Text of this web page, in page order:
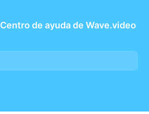
Centro de ayuda de Wave.video